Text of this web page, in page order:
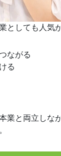
としても人気
ながる
る
業と両立しな